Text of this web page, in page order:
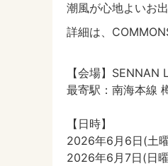
潮風が心地よいお
詳細は、
【会場】SENNAN
最寄駅：南海本線
【日時】
2026年6月6日(土
2026年6月7日(日